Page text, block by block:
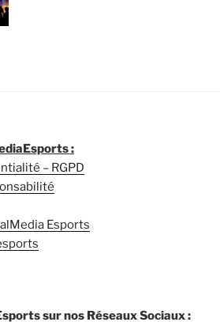
:
– RGPD
Esports
sur nos Réseaux Sociaux :